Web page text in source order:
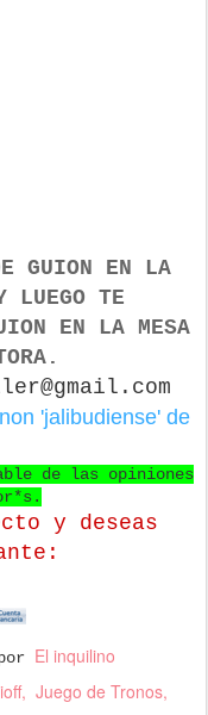
GUION EN LA
LUEGO TE
EN LA MESA
'jalibudiense' de
de las opiniones
y deseas
El inquilino
Juego de Tronos